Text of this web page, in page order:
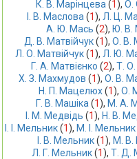
К. В. Марінцева (1), О.
І. В. Маслова (1), Л. Ц.
А. Ю. Мась (2), Ю. В.
Д. В. Матвійчук (1), О. В.
Л. О. Матвійчук (1), Л. Ю.
Г. А. Матвієнко (2), Т. О.
Х. З. Махмудов (1), О. В.
Н. П. Мацелюх (1), О.
Г. В. Машіка (1), М. А.
І. М. Медвідь (1), Н. В.
І. І. Мельник (1), М. І. Мельник
І. В. Мельник (1), М. В.
Л. Г. Мельник (1), Т. Д.